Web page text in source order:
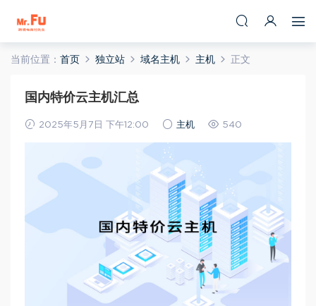
当前位置： 首页 独立站 域名主机 主机 正文
国内特价云主机汇总
2025年5月7日 下午12:00 主机 540